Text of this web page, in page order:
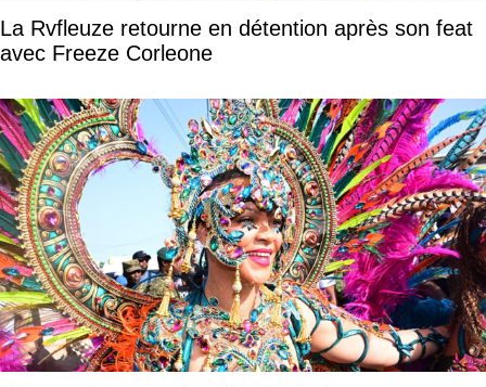
La Rvfleuze retourne en détention après son feat
avec Freeze Corleone